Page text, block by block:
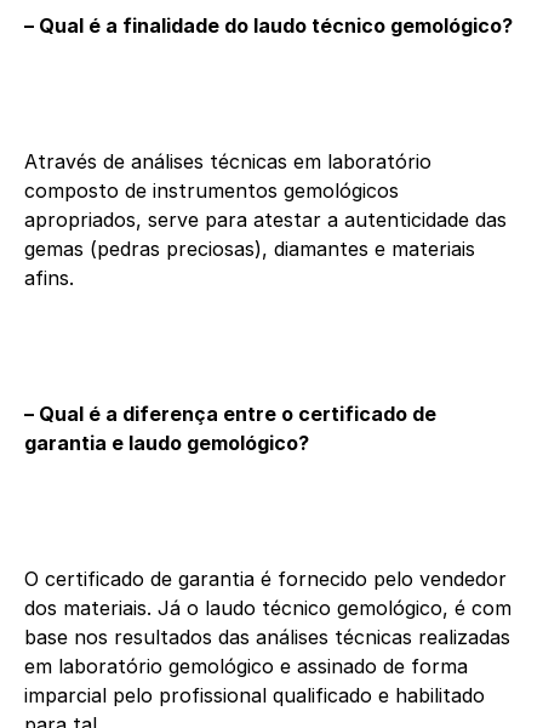
– Qual é a finalidade do laudo técnico gemológico?
Através de análises técnicas em laboratório
composto de instrumentos gemológicos
apropriados, serve para atestar a autenticidade das
gemas (pedras preciosas), diamantes e materiais
afins.
– Qual é a diferença entre o certificado de
garantia e laudo gemológico?
O certificado de garantia é fornecido pelo vendedor
dos materiais. Já o laudo técnico gemológico, é com
base nos resultados das análises técnicas realizadas
em laboratório gemológico e assinado de forma
imparcial pelo profissional qualificado e habilitado